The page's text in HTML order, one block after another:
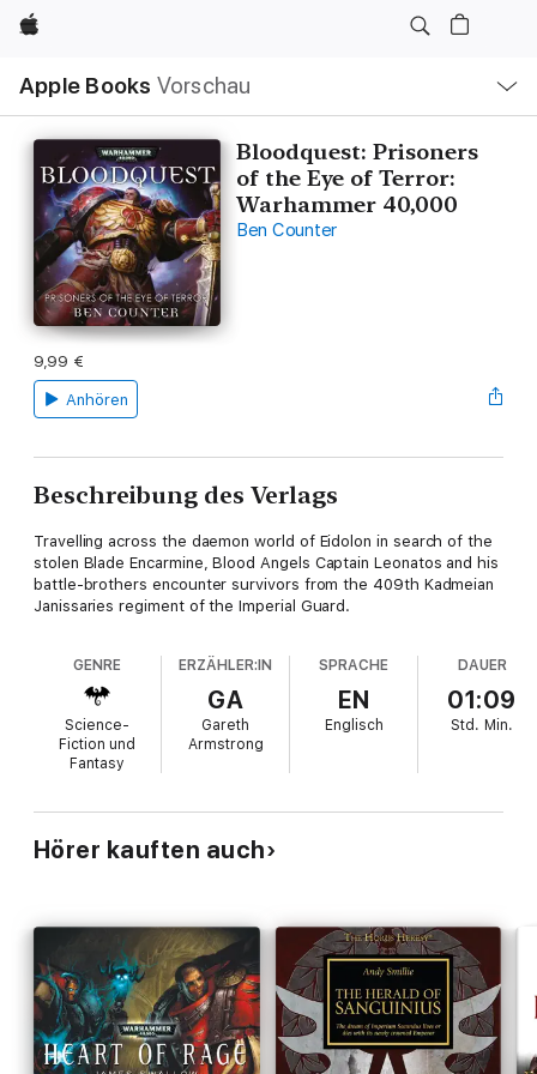
Apple
Apple Books Vorschau
Navigation
Menü
öffnen
Bloodquest: Prisoners
of the Eye of Terror:
Warhammer 40,000
Ben Counter
9,99 €
Anhören
Beschreibung des Verlags
Travelling across the daemon world of Eidolon in search of the
stolen Blade Encarmine, Blood Angels Captain Leonatos and his
battle-brothers encounter survivors from the 409th Kadmeian
Janissaries regiment of the Imperial Guard.
GENRE
Science-
Fiction und
Fantasy
ERZÄHLER:IN
GA
Gareth
Armstrong
SPRACHE
EN
Englisch
DAUER
01:09
Std. Min.
Hörer kauften auch